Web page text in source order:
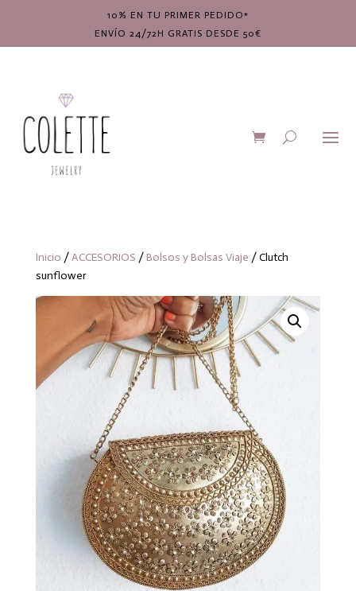
10% EN TU PRIMER PEDIDO*
ENVÍO 24/72H GRATIS DESDE 50€
Inicio /ACCESORIOS / Bolsos y Bolsas Viaje / Clutch
sunflower